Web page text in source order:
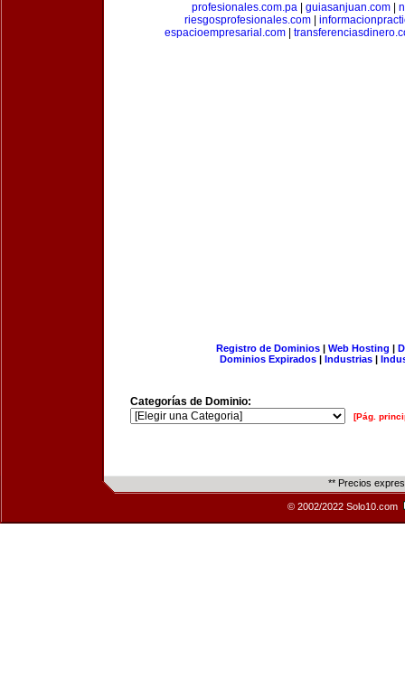
profesionales.com.pa
guiasanjuan.com
riesgosprofesionales.com
espacioempresarial.com
Registro de Dominios| Web Hosting |
Dominios Expirados | Industrias |
Categorías de Dominio:
[Pág.
** Precios
© 2002/2022 Solo10.com